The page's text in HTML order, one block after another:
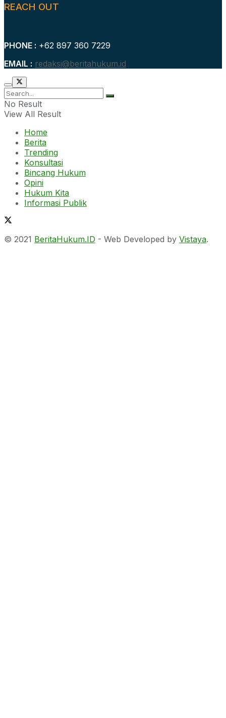
REACH OUT
PHONE : +62 897 360 7229
EMAIL : redaksi@beritahukum.id
No Result
View All Result
Home
Berita
Trending
Konsultasi
Bincang Hukum
Opini
Hukum Kita
Informasi Publik
© 2021 BeritaHukum.ID - Web Developed by Vistaya.